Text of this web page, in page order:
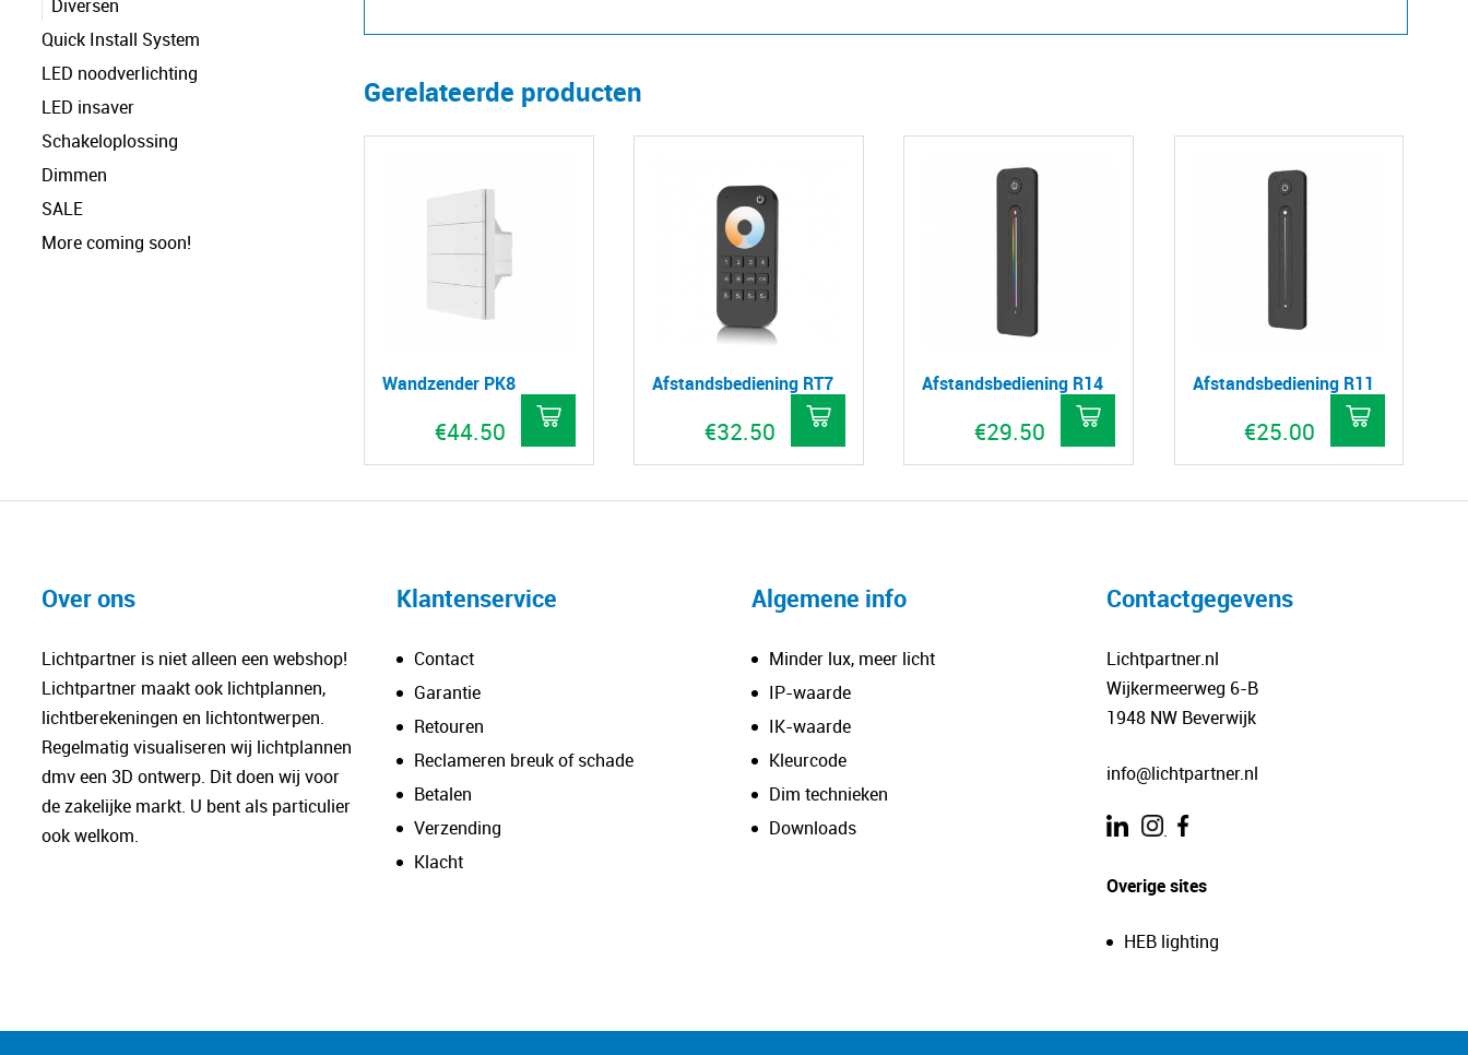
Diversen
Quick Install System
LED noodverlichting
LED insaver
Schakeloplossing
Dimmen
SALE
More coming soon!
Gerelateerde producten
Wandzender PK8
€44.50
Afstandsbediening RT7
€32.50
Afstandsbediening R14
€29.50
Afstandsbediening R11
€25.00
Over ons
Lichtpartner is niet alleen een webshop!
Lichtpartner maakt ook lichtplannen,
lichtberekeningen en lichtontwerpen.
Regelmatig visualiseren wij lichtplannen
dmv een 3D ontwerp. Dit doen wij voor
de zakelijke markt. U bent als particulier
ook welkom.
Klantenservice
Contact
Garantie
Retouren
Reclameren breuk of schade
Betalen
Verzending
Klacht
Algemene info
Minder lux, meer licht
IP-waarde
IK-waarde
Kleurcode
Dim technieken
Downloads
Contactgegevens
Lichtpartner.nl
Wijkermeerweg 6-B
1948 NW Beverwijk
info@lichtpartner.nl
.
Overige sites
HEB lighting